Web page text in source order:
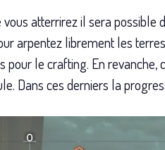
atterrirez il sera possible
arpentez librement les
le crafting. En
Dans ces derniers la